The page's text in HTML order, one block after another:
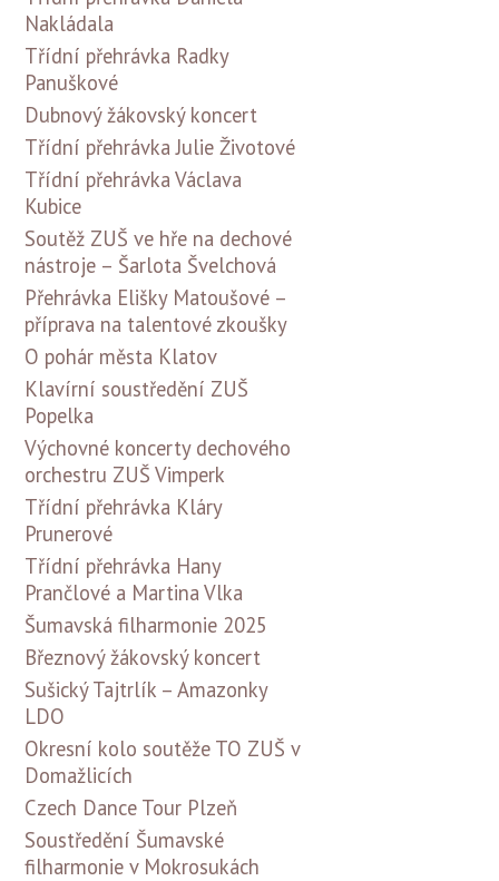
Nakládala
Třídní přehrávka Radky
Panuškové
Dubnový žákovský koncert
Třídní přehrávka Julie Životové
Třídní přehrávka Václava
Kubice
Soutěž ZUŠ ve hře na dechové
nástroje – Šarlota Švelchová
Přehrávka Elišky Matoušové –
příprava na talentové zkoušky
O pohár města Klatov
Klavírní soustředění ZUŠ
Popelka
Výchovné koncerty dechového
orchestru ZUŠ Vimperk
Třídní přehrávka Kláry
Prunerové
Třídní přehrávka Hany
Prančlové a Martina Vlka
Šumavská filharmonie 2025
Březnový žákovský koncert
Sušický Tajtrlík – Amazonky
LDO
Okresní kolo soutěže TO ZUŠ v
Domažlicích
Czech Dance Tour Plzeň
Soustředění Šumavské
filharmonie v Mokrosukách